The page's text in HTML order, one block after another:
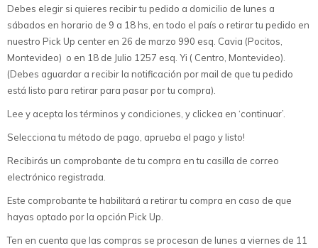
Debes elegir si quieres recibir tu pedido a domicilio de lunes a
sábados en horario de 9 a 18 hs, en todo el país o retirar tu pedido en
nuestro Pick Up center en 26 de marzo 990 esq. Cavia (Pocitos,
Montevideo) o en 18 de Julio 1257 esq. Yi ( Centro, Montevideo).
(Debes aguardar a recibir la notificación por mail de que tu pedido
está listo para retirar para pasar por tu compra).
Lee y acepta los términos y condiciones, y clickea en ‘continuar’.
Selecciona tu método de pago, aprueba el pago y listo!
Recibirás un comprobante de tu compra en tu casilla de correo
electrónico registrada.
Este comprobante te habilitará a retirar tu compra en caso de que
hayas optado por la opción Pick Up.
Ten en cuenta que las compras se procesan de lunes a viernes de 11